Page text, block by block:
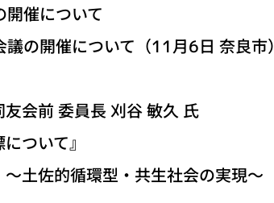
催について
の開催について（11月6日 奈良市）
会前 委員長 刈谷 敏久 氏
ついて』
的循環型・共生社会の実現～